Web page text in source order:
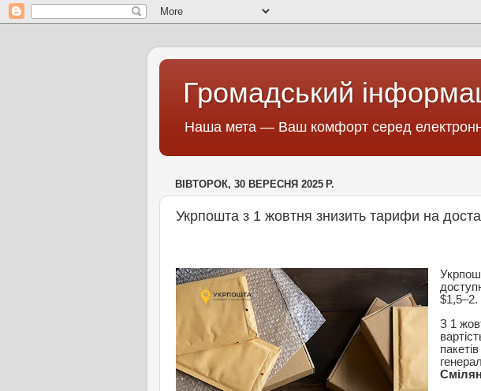
Громадський
Наша мета — Ваш комфорт серед
ВІВТОРОК, 30 ВЕРЕСНЯ 2025 Р.
Укрпошта з 1 жовтня знизить тарифи на
$1,5–2.
З 1